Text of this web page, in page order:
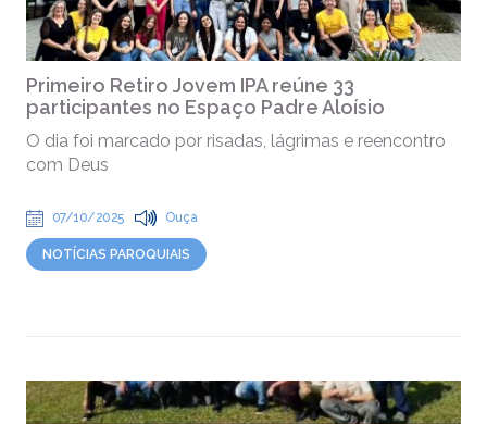
Primeiro Retiro Jovem IPA reúne 33
participantes no Espaço Padre Aloísio
O dia foi marcado por risadas, lágrimas e reencontro
com Deus
07/10/2025 Ouça
NOTÍCIAS PAROQUIAIS